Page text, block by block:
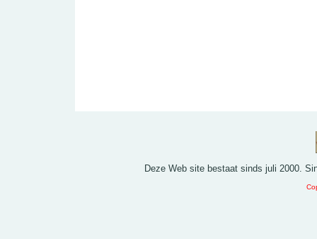
Deze Web site bestaat sinds juli 2000.